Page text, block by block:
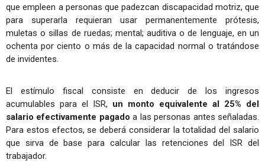
que empleen a personas que padezcan discapacidad motriz, que
para superarla requieran usar permanentemente prótesis,
muletas o sillas de ruedas; mental; auditiva o de lenguaje, en un
ochenta por ciento o más de la capacidad normal o tratándose
de invidentes.
El estímulo fiscal consiste en deducir de los ingresos
acumulables para el ISR, un monto equivalente al 25% del
salario efectivamente pagado a las personas antes señaladas.
Para estos efectos, se deberá considerar la totalidad del salario
que sirva de base para calcular las retenciones del ISR del
trabajador.